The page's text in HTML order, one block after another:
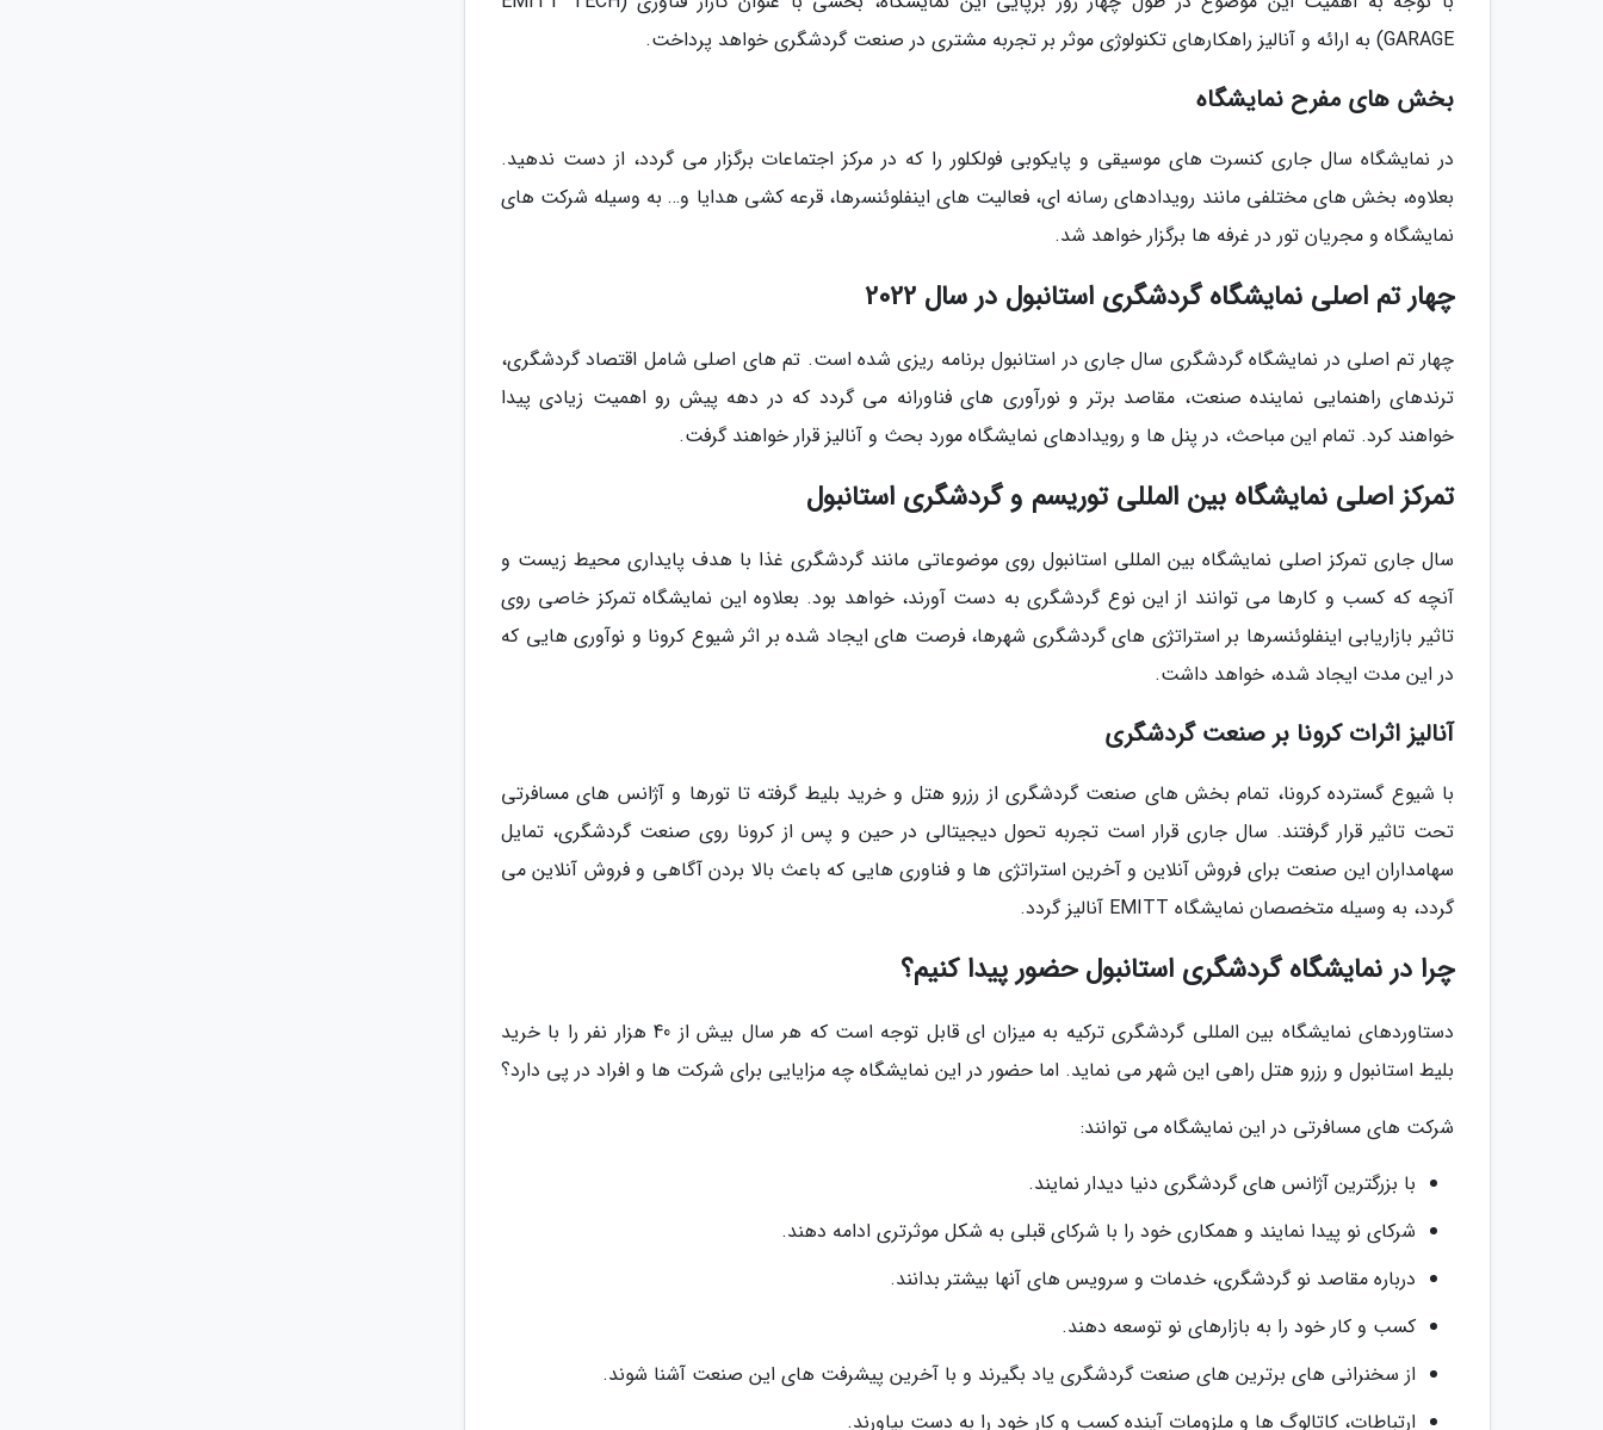
GARAGE) به ارائه و آنالیز راهکارهای تکنولوژی موثر بر تجربه مشتری در صنعت گردشگری خواهد پرداخت.
بخش های مفرح نمایشگاه
در نمایشگاه سال جاری کنسرت های موسیقی و پایکوبی فولکلور را که در مرکز اجتماعات برگزار می گردد، از دست ندهید.
بعلاوه، بخش های مختلفی مانند رویدادهای رسانه ای، فعالیت های اینفلوئنسرها، قرعه کشی هدایا و… به وسیله شرکت های
نمایشگاه و مجریان تور در غرفه ها برگزار خواهد شد.
چهار تم اصلی نمایشگاه گردشگری استانبول در سال 2022
چهار تم اصلی در نمایشگاه گردشگری سال جاری در استانبول برنامه ریزی شده است. تم های اصلی شامل اقتصاد گردشگری،
ترندهای راهنمایی نماینده صنعت، مقاصد برتر و نورآوری های فناورانه می گردد که در دهه پیش رو اهمیت زیادی پیدا
خواهند کرد. تمام این مباحث، در پنل ها و رویدادهای نمایشگاه مورد بحث و آنالیز قرار خواهند گرفت.
تمرکز اصلی نمایشگاه بین المللی توریسم و گردشگری استانبول
سال جاری تمرکز اصلی نمایشگاه بین المللی استانبول روی موضوعاتی مانند گردشگری غذا با هدف پایداری محیط زیست و
آنچه که کسب و کارها می توانند از این نوع گردشگری به دست آورند، خواهد بود. بعلاوه این نمایشگاه تمرکز خاصی روی
تاثیر بازاریابی اینفلوئنسرها بر استراتژی های گردشگری شهرها، فرصت های ایجاد شده بر اثر شیوع کرونا و نوآوری هایی که
در این مدت ایجاد شده، خواهد داشت.
آنالیز اثرات کرونا بر صنعت گردشگری
با شیوع گسترده کرونا، تمام بخش های صنعت گردشگری از رزرو هتل و خرید بلیط گرفته تا تورها و آژانس های مسافرتی
تحت تاثیر قرار گرفتند. سال جاری قرار است تجربه تحول دیجیتالی در حین و پس از کرونا روی صنعت گردشگری، تمایل
سهامداران این صنعت برای فروش آنلاین و آخرین استراتژی ها و فناوری هایی که باعث بالا بردن آگاهی و فروش آنلاین می
گردد، به وسیله متخصصان نمایشگاه EMITT آنالیز گردد.
چرا در نمایشگاه گردشگری استانبول حضور پیدا کنیم؟
دستاوردهای نمایشگاه بین المللی گردشگری ترکیه به میزان ای قابل توجه است که هر سال بیش از 40 هزار نفر را با خرید
بلیط استانبول و رزرو هتل راهی این شهر می نماید. اما حضور در این نمایشگاه چه مزایایی برای شرکت ها و افراد در پی دارد؟
شرکت های مسافرتی در این نمایشگاه می توانند:
با بزرگترین آژانس های گردشگری دنیا دیدار نمایند.
شرکای نو پیدا نمایند و همکاری خود را با شرکای قبلی به شکل موثرتری ادامه دهند.
درباره مقاصد نو گردشگری، خدمات و سرویس های آنها بیشتر بدانند.
کسب و کار خود را به بازارهای نو توسعه دهند.
از سخنرانی های برترین های صنعت گردشگری یاد بگیرند و با آخرین پیشرفت های این صنعت آشنا شوند.
ارتباطات، کاتالوگ ها و ملزومات آینده کسب و کار خود را به دست بیاورند.